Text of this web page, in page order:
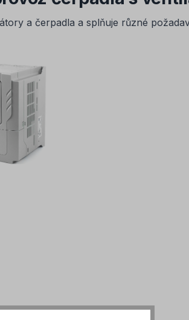
a čerpadla a splňuje různé